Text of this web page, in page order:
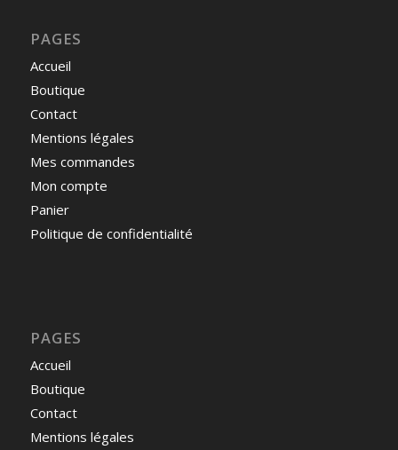
PAGES
Accueil
Boutique
Contact
Mentions légales
Mes commandes
Mon compte
Panier
Politique de confidentialité
PAGES
Accueil
Boutique
Contact
Mentions légales